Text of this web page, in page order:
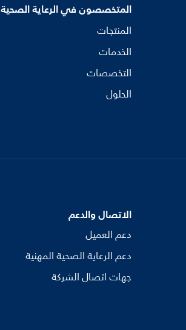
المتخصصون في الرعاية الصحية
المنتجات
الخدمات
التخصصات
الحلول
الاتصال والدعم
دعم العميل
دعم الرعاية الصحية المهنية
جهات اتصال الشركة